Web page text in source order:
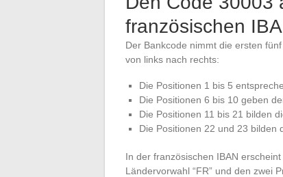
französischen
Der Bankcode nimmt die ersten
von links nach rechts:
Die Positionen 1 bis 5
Die Positionen 6 bis 10 geben
Die Positionen 11 bis 21 bilden
Die Positionen 22 und 23 bilden
In der französischen IBAN
Ländervorwahl “FR” und den zwei